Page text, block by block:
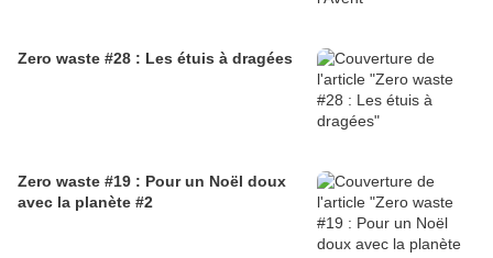
Zero waste #28 : Les étuis à dragées
Zero waste #19 : Pour un Noël doux
avec la planète #2